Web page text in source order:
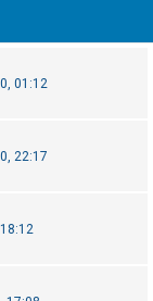
01:12
22:17